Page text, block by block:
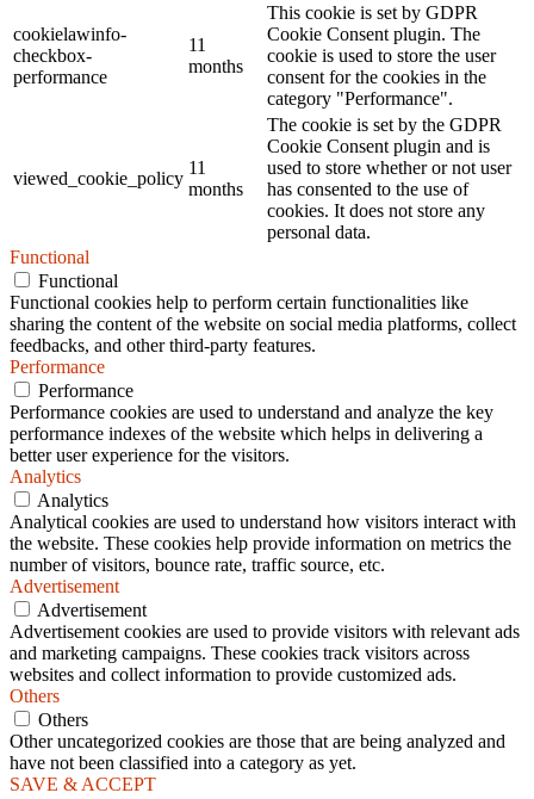
cookielawinfo-
checkbox-
performance
11
months
This cookie is set by GDPR
Cookie Consent plugin. The
cookie is used to store the user
consent for the cookies in the
category "Performance".
viewed_cookie_policy
11
months
The cookie is set by the GDPR
Cookie Consent plugin and is
used to store whether or not user
has consented to the use of
cookies. It does not store any
personal data.
Functional
Functional
Functional cookies help to perform certain functionalities like
sharing the content of the website on social media platforms, collect
feedbacks, and other third-party features.
Performance
Performance
Performance cookies are used to understand and analyze the key
performance indexes of the website which helps in delivering a
better user experience for the visitors.
Analytics
Analytics
Analytical cookies are used to understand how visitors interact with
the website. These cookies help provide information on metrics the
number of visitors, bounce rate, traffic source, etc.
Advertisement
Advertisement
Advertisement cookies are used to provide visitors with relevant ads
and marketing campaigns. These cookies track visitors across
websites and collect information to provide customized ads.
Others
Others
Other uncategorized cookies are those that are being analyzed and
have not been classified into a category as yet.
SAVE & ACCEPT